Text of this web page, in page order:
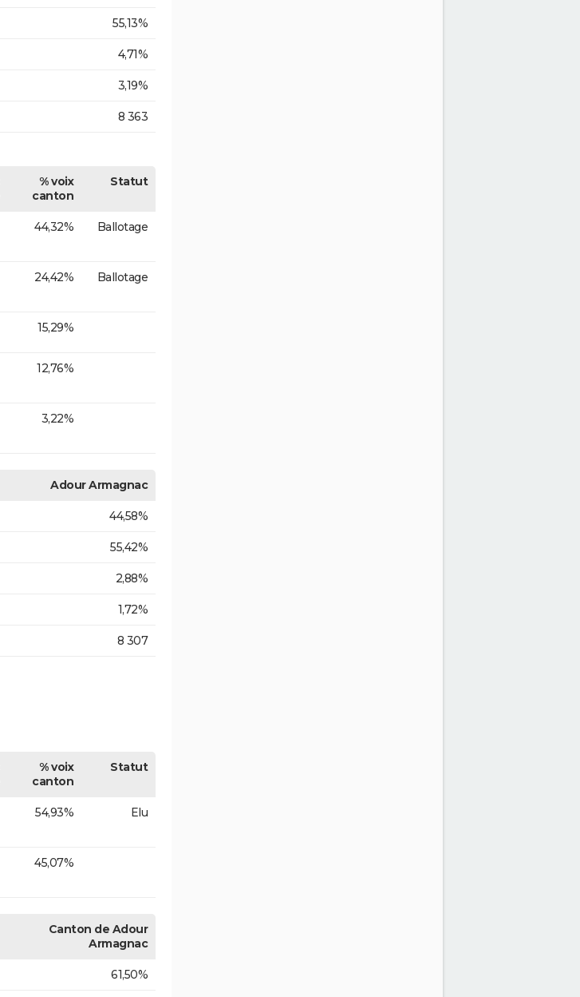
55,13%
4,71%
3,19%
8 363
% voix
canton
Statut
44,32% Ballotage
24,42% Ballotage
15,29%
12,76%
3,22%
Adour Armagnac
44,58%
55,42%
2,88%
1,72%
8 307
% voix
canton
Statut
54,93% Elu
45,07%
Canton de Adour
Armagnac
61,50%